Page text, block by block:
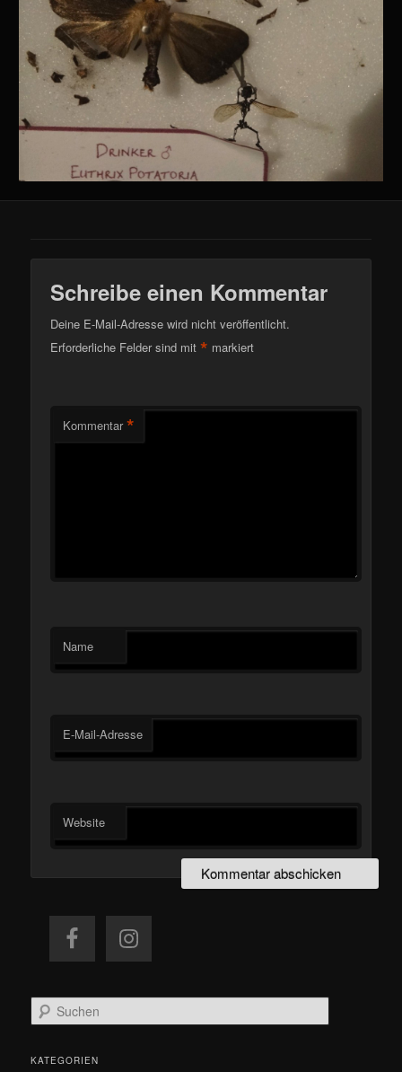
Schreibe einen Kommentar
Deine E-Mail-Adresse wird nicht veröffentlicht.
Erforderliche Felder sind mit* markiert
Kommentar *
Name
E-Mail-Adresse
Website
u
h
KATEGORIEN